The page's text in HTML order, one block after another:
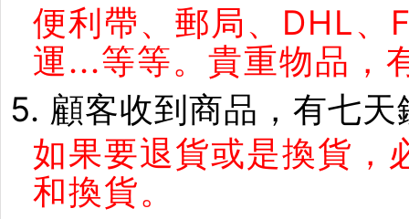
便利帶、郵局、DHL、
運...等等。貴重物品，
5. 顧客收到商品，有七
如果要退貨或是換貨，
和換貨。